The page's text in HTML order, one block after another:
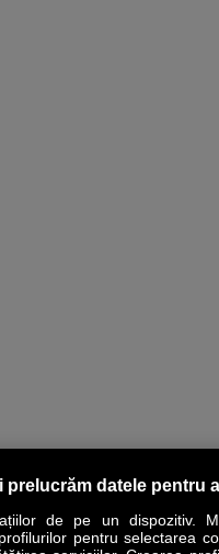
datele pentru
de pe un dispozitiv.
pentru selectarea